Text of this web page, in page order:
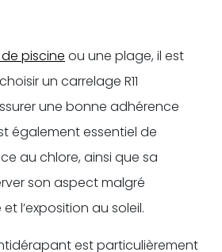
piscine ou une plage, il est
un carrelage R11
une bonne adhérence
également essentiel de
au chlore, ainsi que sa
son aspect malgré
l’exposition au soleil.
est particulièrement